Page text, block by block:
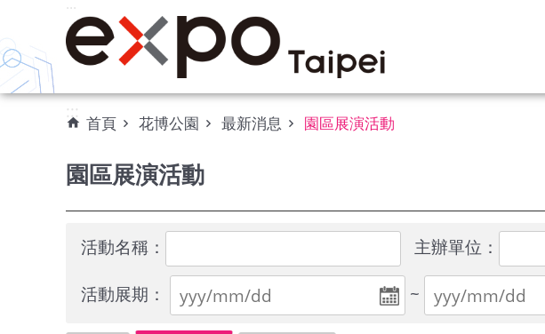
跳到主要內容區塊
:::
:::
首頁 花博公園 最新消息 園區展演活動
園區展演活動
活動名稱： 主辦單位：
活動展期：
~